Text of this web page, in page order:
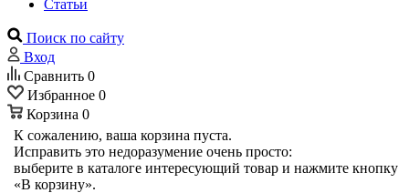
Статьи
Поиск по сайту
Вход
Сравнить 0
Избранное 0
Корзина 0
К сожалению, ваша корзина пуста.
Исправить это недоразумение очень просто:
выберите в каталоге интересующий товар и нажмите кнопку
«В корзину».